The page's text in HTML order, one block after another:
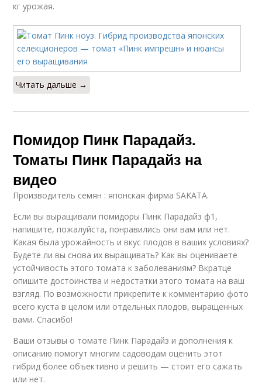
кг урожая.
Читать дальше →
Помидор Пинк Парадайз.
Томаты Пинк Парадайз на
видео
Производитель семян : японская фирма SAKATA.
Если вы выращивали помидоры Пинк Парадайз ф1,
напишите, пожалуйста, понравились они вам или нет.
Какая была урожайность и вкус плодов в ваших условиях?
Будете ли вы снова их выращивать? Как вы оцениваете
устойчивость этого томата к заболеваниям? Вкратце
опишите достоинства и недостатки этого томата на ваш
взгляд. По возможности прикрепите к комментарию фото
всего куста в целом или отдельных плодов, выращенных
вами. Спасибо!
Ваши отзывы о томате Пинк Парадайз и дополнения к
описанию помогут многим садоводам оценить этот
гибрид более объективно и решить — стоит его сажать
или нет.